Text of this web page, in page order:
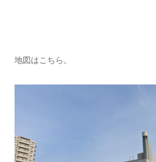
地図はこちら。